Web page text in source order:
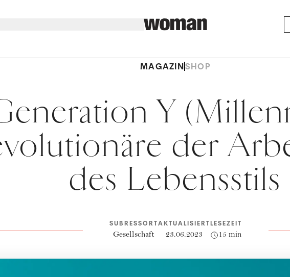
MAGAZINSHOP
Y
der
des Lebensstils
SUBRESSORT
Gesellschaft
AKTUALISIERT
23.06.2023
LESEZEIT
15 min